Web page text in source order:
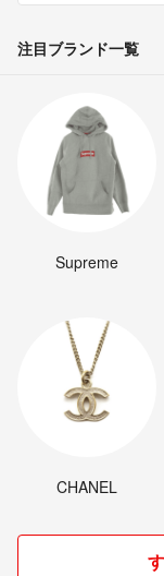
注目ブランド一覧
Supreme
CHANEL